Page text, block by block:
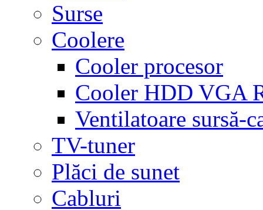
Surse
Coolere
Cooler procesor
Cooler HDD VGA
Ventilatoare sursă-
TV-tuner
Plăci de sunet
Cabluri